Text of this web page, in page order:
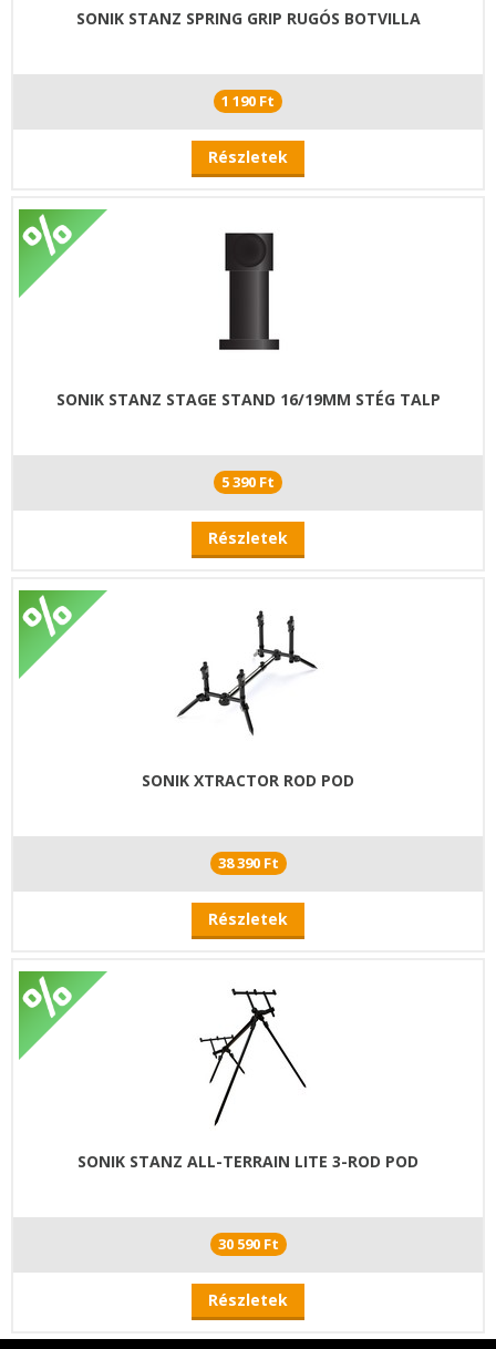
SONIK STANZ SPRING GRIP RUGÓS BOTVILLA
1 190 Ft
Részletek
SONIK STANZ STAGE STAND 16/19MM STÉG TALP
5 390 Ft
Részletek
SONIK XTRACTOR ROD POD
38 390 Ft
Részletek
SONIK STANZ ALL-TERRAIN LITE 3-ROD POD
30 590 Ft
Részletek